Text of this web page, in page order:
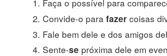
Faça o possível para
Convide-o para fazer coisas
Fale bem dele e dos amigos
Sente-se próxima dele em